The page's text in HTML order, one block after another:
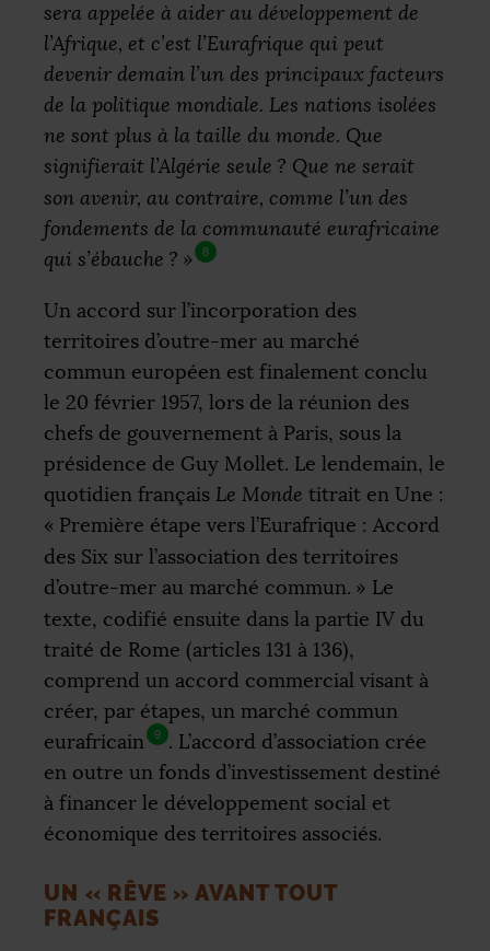
sera appelée à aider au développement de
l’Afrique, et c’est l’Eurafrique qui peut
devenir demain l’un des principaux facteurs
de la politique mondiale. Les nations isolées
ne sont plus à la taille du monde. Que
signifierait l’Algérie seule ? Que ne serait
son avenir, au contraire, comme l’un des
fondements de la communauté eurafricaine
qui s’ébauche ? » 8
Un accord sur l’incorporation des
territoires d’outre-mer au marché
commun européen est finalement conclu
le 20 février 1957, lors de la réunion des
chefs de gouvernement à Paris, sous la
présidence de Guy Mollet. Le lendemain, le
quotidien français Le Monde titrait en Une :
« Première étape vers l’Eurafrique : Accord
des Six sur l’association des territoires
d’outre-mer au marché commun. » Le
texte, codifié ensuite dans la partie IV du
traité de Rome (articles 131 à 136),
comprend un accord commercial visant à
créer, par étapes, un marché commun
eurafricain
9
. L’accord d’association crée
en outre un fonds d’investissement destiné
à financer le développement social et
économique des territoires associés.
UN « RÊVE » AVANT TOUT
FRANÇAIS